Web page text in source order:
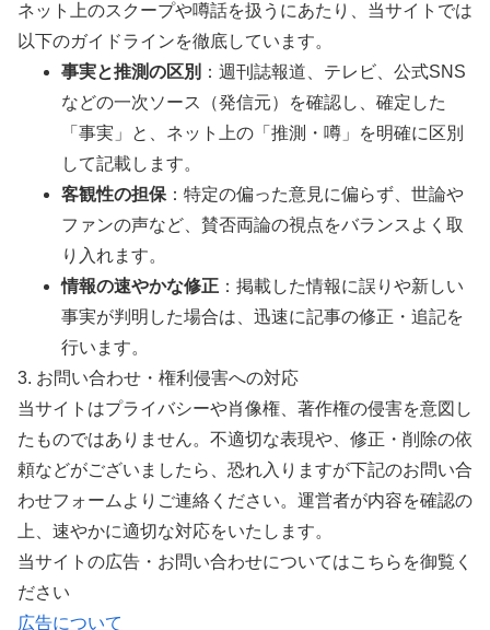
ネット上のスクープや噂話を扱うにあたり、当サイトでは
以下のガイドラインを徹底しています。
事実と推測の区別 ：週刊誌報道、テレビ、公式SNS
などの一次ソース（発信元）を確認し、確定した
「事実」と、ネット上の「推測・噂」を明確に区別
して記載します。
客観性の担保 ：特定の偏った意見に偏らず、世論や
ファンの声など、賛否両論の視点をバランスよく取
り入れます。
情報の速やかな修正 ：掲載した情報に誤りや新しい
事実が判明した場合は、迅速に記事の修正・追記を
行います。
3. お問い合わせ・権利侵害への対応
当サイトはプライバシーや肖像権、著作権の侵害を意図し
たものではありません。不適切な表現や、修正・削除の依
頼などがございましたら、恐れ入りますが下記のお問い合
わせフォームよりご連絡ください。運営者が内容を確認の
上、速やかに適切な対応をいたします。
当サイトの広告・お問い合わせについてはこちらを御覧く
ださい
広告について